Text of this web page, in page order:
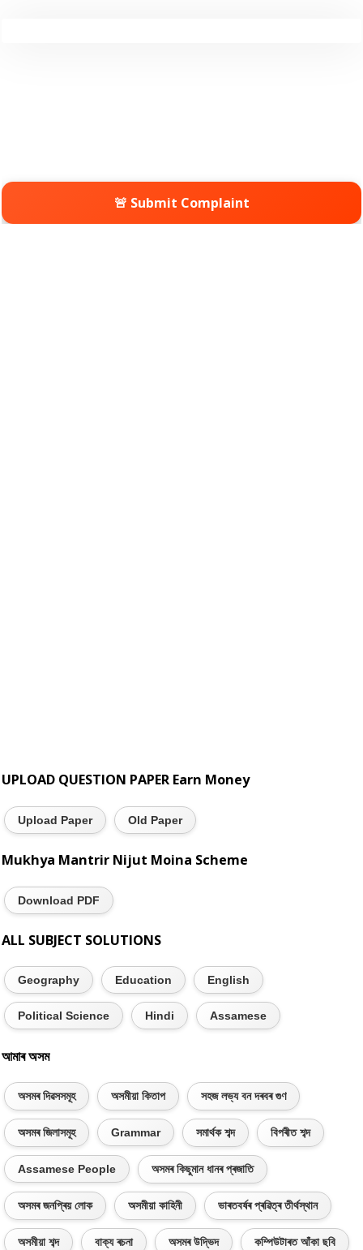
🚨 Submit Complaint
UPLOAD QUESTION PAPER Earn Money
Upload Paper Old Paper
Mukhya Mantrir Nijut Moina Scheme
Download PDF
ALL SUBJECT SOLUTIONS
Geography Education English
Political Science Hindi Assamese
আমাৰ অসম
অসমৰ দিৱসসমূহ অসমীয়া কিতাপ সহজ লভ্য বন দৰবৰ গুণ
অসমৰ জিলাসমূহ Grammar সমাৰ্থক শব্দ বিপৰীত শব্দ
Assamese People অসমৰ কিছুমান ধানৰ প্ৰজাতি
অসমৰ জনপ্ৰিয় লোক অসমীয়া কাহিনী ভাৰতবৰ্ষৰ প্ৰৱিত্ৰ তীৰ্থস্থান
অসমীয়া শব্দ বাক্য ৰচনা অসমৰ উদ্ভিদ কম্পিউটাৰত আঁকা ছবি